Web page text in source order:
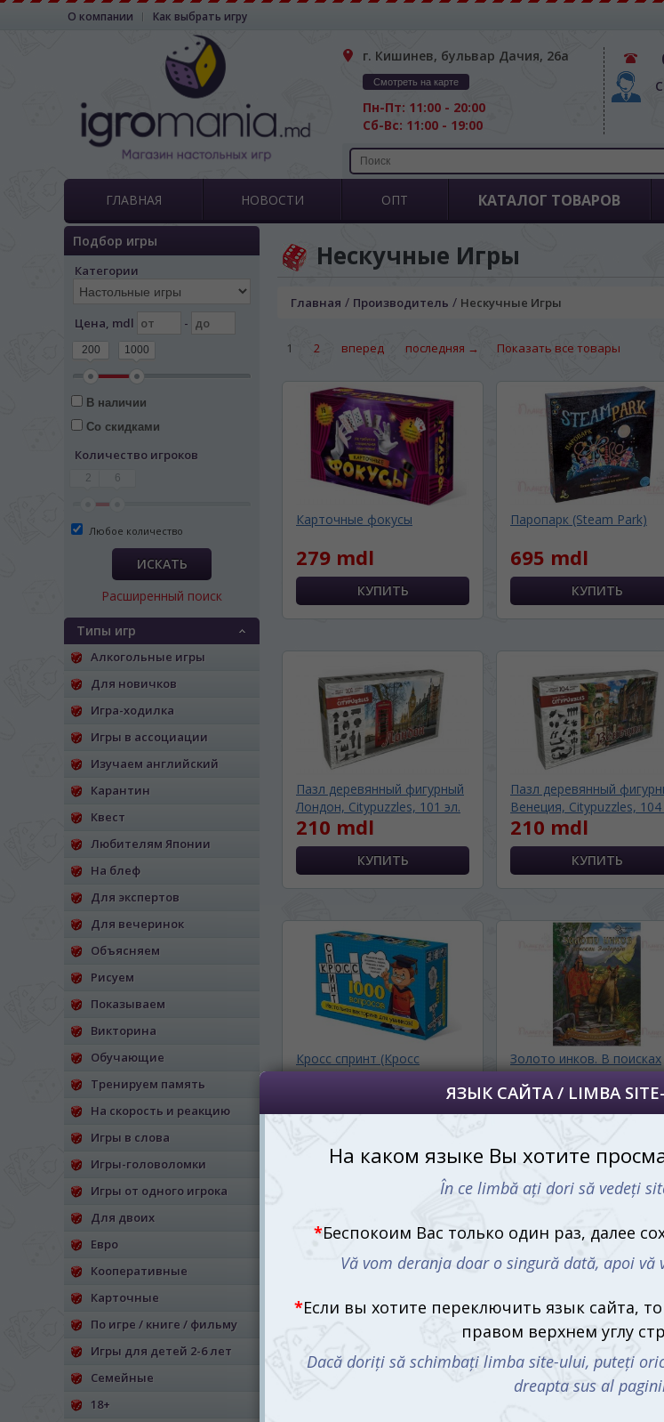
О компании Как выбрать игру
г. Кишинев, бульвар Дачия, 26а
Смотреть на карте
Пн-Пт: 11:00 - 20:00
Сб-Вс: 11:00 - 19:00
ГЛАВНАЯ НОВОСТИ ОПТ КАТАЛОГ ТОВАРОВ
Подбор игры
Категории
Цена, mdl -
200 1000
В наличии
Со скидками
Количество игроков
2 6
Любое количество
ИСКАТЬ
Расширенный поиск
Типы игр
Алкогольные игры
Для новичков
Игра-ходилка
Игры в ассоциации
Изучаем английский
Карантин
Квест
Любителям Японии
На блеф
Для экспертов
Для вечеринок
Объясняем
Рисуем
Показываем
Викторина
Обучающие
Тренируем память
На скорость и реакцию
Игры в слова
Игры-головоломки
Игры от одного игрока
Для двоих
Евро
Кооперативные
Карточные
По игре / книге / фильму
Игры для детей 2-6 лет
Семейные
18+
Нескучные Игры
Главная / Производитель / Нескучные Игры
1 2 вперед последняя → Показать все товары
Карточные фокусы
279 mdl
Паропарк (Steam Park)
695 mdl
Пазл деревянный фигурный
Лондон, Citypuzzles, 101 эл.
210 mdl
Пазл деревянный
Венеция, Citypuzzles, 104
210 mdl
Кросс спринт (Кросс
вопрос)
Золото инков. В поисках
Эльдорадо (Inkan Aarre)
180 mdl
Пазл деревянный фигурный
210 mdl
Мемо Волшебник
99 mdl
Нет в наличии
ЯЗЫК САЙТА / LIMBA SITE-ULUI
На каком языке Вы хотите просматривать наш сайт?
În ce limbă ați dori să vedeți site-ul nostru?
Беспокоим Вас только один раз, далее сохраним Ваш выбор языка.
Если вы хотите переключить язык сайта, то это можно всегда сделать в
правом верхнем углу страницы.
dreapta sus al paginii.